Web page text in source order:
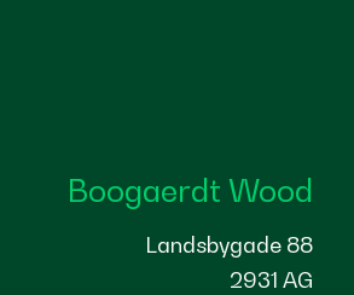
Boogaerdt Wood
Landsbygade 88
2931 AG